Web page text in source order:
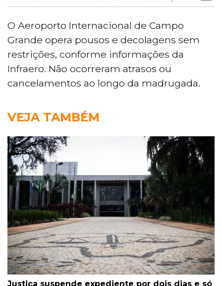
O Aeroporto Internacional de Campo
Grande opera pousos e decolagens sem
restrições, conforme informações da
Infraero. Não ocorreram atrasos ou
cancelamentos ao longo da madrugada.
VEJA TAMBÉM
Justiça suspende expediente por dois dias e só